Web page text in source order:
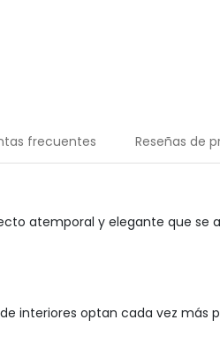
frecuentes Reseñas de
atemporal y elegante que se
interiores optan cada vez más